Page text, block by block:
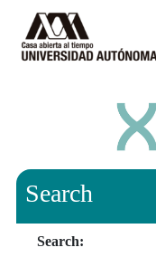
Search
Search: